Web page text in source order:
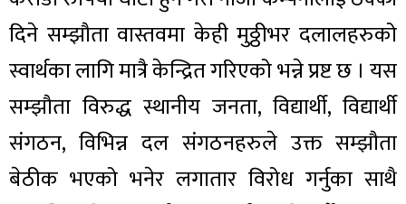
दिने सम्झौता वास्तवमा केही मुठ्ठीभर दलालहरुको
स्वार्थका लागि मात्रै केन्द्रित गरिएको भन्ने प्रष्ट छ । यस
सम्झौता विरुद्ध स्थानीय जनता, विद्यार्थी, विद्यार्थी
संगठन, विभिन्न दल संगठनहरुले उक्त सम्झौता
बेठीक भएको भनेर लगातार विरोध गर्नुका साथै